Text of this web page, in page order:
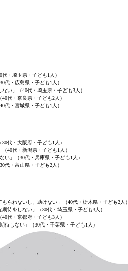
代・埼玉県・子ども1人）
代・広島県・子ども1人）
い」（40代・埼玉県・子ども3人）
代・奈良県・子ども2人）
代・宮城県・子ども1人）
代・大阪府・子ども1人）
40代・新潟県・子ども1人）
い」（30代・兵庫県・子ども1人）
代・富山県・子ども2人）
らわないし、助けない」（40代・栃木県・子ども2人）
待をしない」（30代・埼玉県・子ども3人）
代・京都府・子ども3人）
待しない」（30代・千葉県・子ども1人）